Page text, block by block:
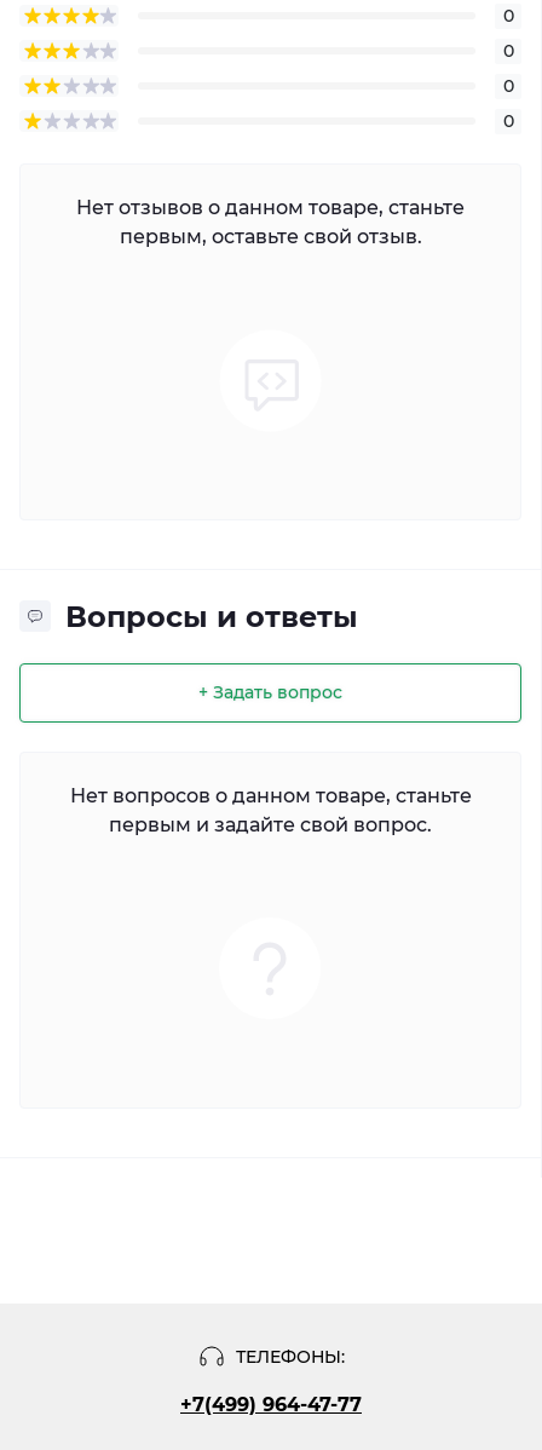
0
0
0
0
Нет отзывов о данном товаре, станьте
первым, оставьте свой отзыв.
Вопросы и ответы
+ Задать вопрос
Нет вопросов о данном товаре, станьте
первым и задайте свой вопрос.
ТЕЛЕФОНЫ:
+7(499) 964-47-77